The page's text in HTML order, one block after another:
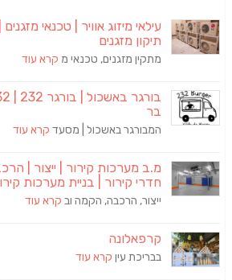
עילאי מיזוג אוויר | טכנאי
תיקון מזגנים
מתקין מזגנים, טכנאי מ קרא עוד
בר
המבורגר באשכול | מסעד קרא עוד
מ.ב מערכות קירור | ייצור |
חדרי קירור | בניית מערכות
ייצור, הרכבה, הקמה וב קרא עוד
קרפאלונה
בבריכת עין קרא עוד